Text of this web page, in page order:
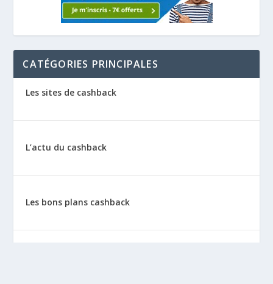
CATÉGORIES PRINCIPALES
Les sites de cashback
L’actu du cashback
Les bons plans cashback